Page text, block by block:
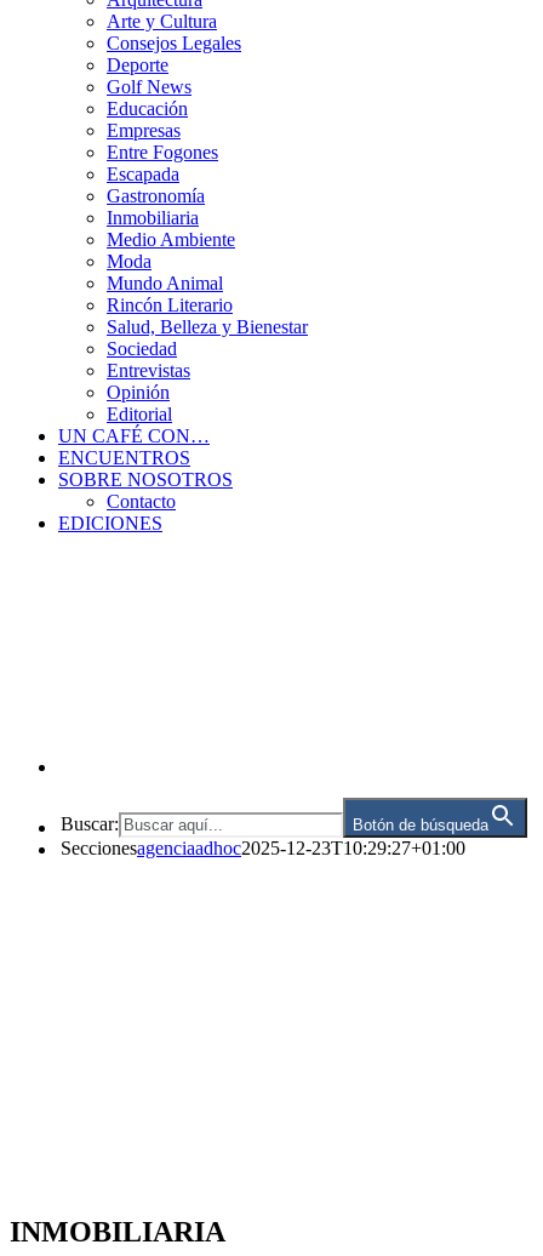
Arte y Cultura
Consejos Legales
Deporte
Golf News
Educación
Empresas
Entre Fogones
Escapada
Gastronomía
Inmobiliaria
Medio Ambiente
Moda
Mundo Animal
Rincón Literario
Salud, Belleza y Bienestar
Sociedad
Entrevistas
Opinión
Editorial
UN CAFÉ CON…
ENCUENTROS
SOBRE NOSOTROS
Contacto
EDICIONES
Buscar: Botón de búsqueda
Seccionesagenciaadhoc2025-12-23T10:29:27+01:00
INMOBILIARIA